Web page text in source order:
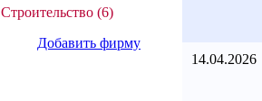
Строительство (6)
Добавить фирму
14.04.2026